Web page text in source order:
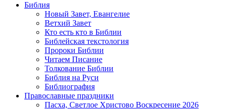
Библия
Новый Завет, Евангелие
Ветхий Завет
Кто есть кто в Библии
Библейская текстология
Пророки Библии
Читаем Писание
Толкование Библии
Библия на Руси
Библиография
Православные праздники
Пасха, Светлое Христово Воскресение 2026